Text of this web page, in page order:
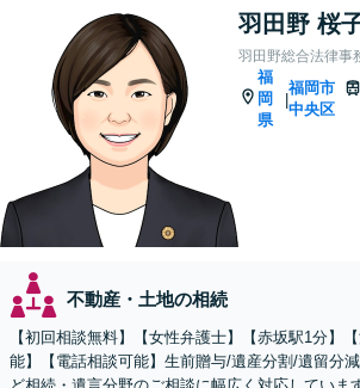
羽田野 桜
羽田野総合法律事
福
岡
県
|
福岡市
中央区
不動産・土地の相続
【初回相談無料】【女性弁護士】【赤坂駅1分】
能】【電話相談可能】生前贈与/遺産分割/遺留分